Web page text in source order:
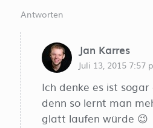
Antworten
Jan Karres
Juli 13, 2015 7:57
Ich denke es ist
denn so lernt man
glatt laufen würde 😉